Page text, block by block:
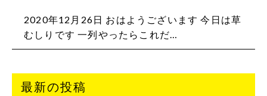
2020年12月26日 おはようございます️ 今日は草
むしりです 一列やったらこれだ…
最新の投稿